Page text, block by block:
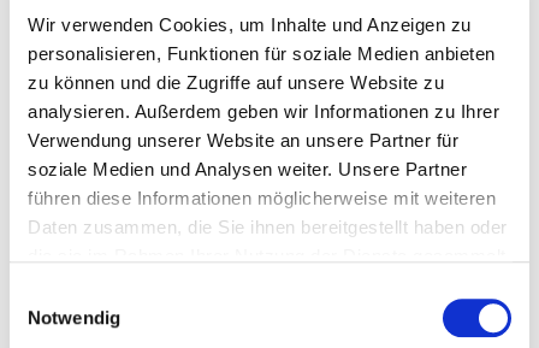
Wir verwenden Cookies, um Inhalte und Anzeigen zu
personalisieren, Funktionen für soziale Medien anbieten
zu können und die Zugriffe auf unsere Website zu
analysieren. Außerdem geben wir Informationen zu Ihrer
Verwendung unserer Website an unsere Partner für
soziale Medien und Analysen weiter. Unsere Partner
führen diese Informationen möglicherweise mit weiteren
Daten zusammen, die Sie ihnen bereitgestellt haben oder
Notwendig
Frankfurter Straße 43
65795 Hattersheim am Main